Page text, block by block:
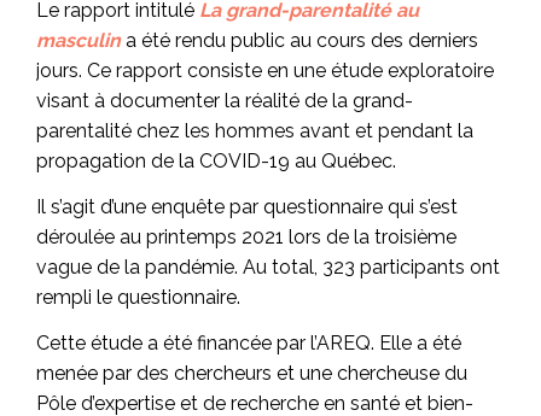
Le rapport intitulé La grand-parentalité au
masculina été rendu public au cours des derniers
jours. Ce rapport consiste en une étude exploratoire
visant à documenter la réalité de la grand-
parentalité chez les hommes avant et pendant la
propagation de la COVID-19 au Québec.
Il s’agit d’une enquête par questionnaire qui s’est
déroulée au printemps 2021 lors de la troisième
vague de la pandémie. Au total, 323 participants ont
rempli le questionnaire.
Cette étude a été financée par l’AREQ. Elle a été
menée par des chercheurs et une chercheuse du
Pôle d’expertise et de recherche en santé et bien-